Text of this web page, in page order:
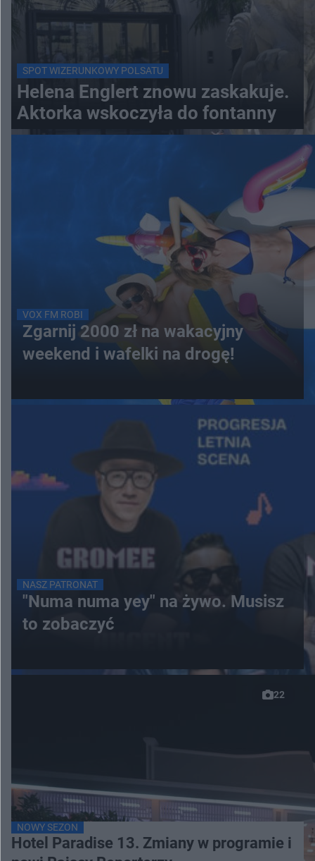
SPOT WIZERUNKOWY POLSATU
Helena Englert znowu zaskakuje.
Aktorka wskoczyła do fontanny
VOX FM ROBI
Zgarnij 2000 zł na wakacyjny
weekend i wafelki na drogę!
NASZ PATRONAT
"Numa numa yey" na żywo. Musisz
to zobaczyć
22
NOWY SEZON
Hotel Paradise 13. Zmiany w programie i